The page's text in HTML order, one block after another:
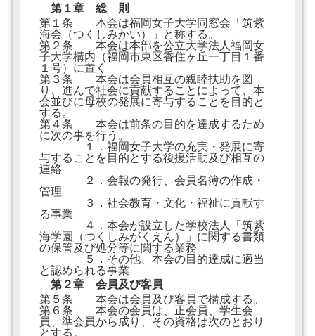
第１章 総 則
第１条 本会は福岡女子大学同窓会「筑紫
海会（つくしみかい）」と称する。
第２条 本会は本部を公立大学法人福岡女
子大学構内（福岡市東区香住ヶ丘一丁目１番
１号）に置く
第３条 本会は会員相互の親睦扶助を図
り、進んで社会に貢献することによって、本
会並びに母校の発展に寄与することを目的と
する。
第４条 本会は前条の目的を達成するため
に次の事を行う。
１．福岡女子大学の充実・発展に寄
与することを目的とする後援活動及び相互の
連絡
２．会報の発行、会員名簿の作成・
管理
３．社会教育・文化・福祉に貢献す
る事業
４．本会が設立した学校法人「筑紫
海学園（つくしみがくえん）」に関する書類
の保管及び処分等に関する業務
５．その他、本会の目的達成に適当
と認められる事業
第２章 会員及び客員
第５条 本会は会員及び客員で構成する。
第６条 本会の会員は、正会員、学生会
員、準会員から成り、その資格は次のとおり
とする。